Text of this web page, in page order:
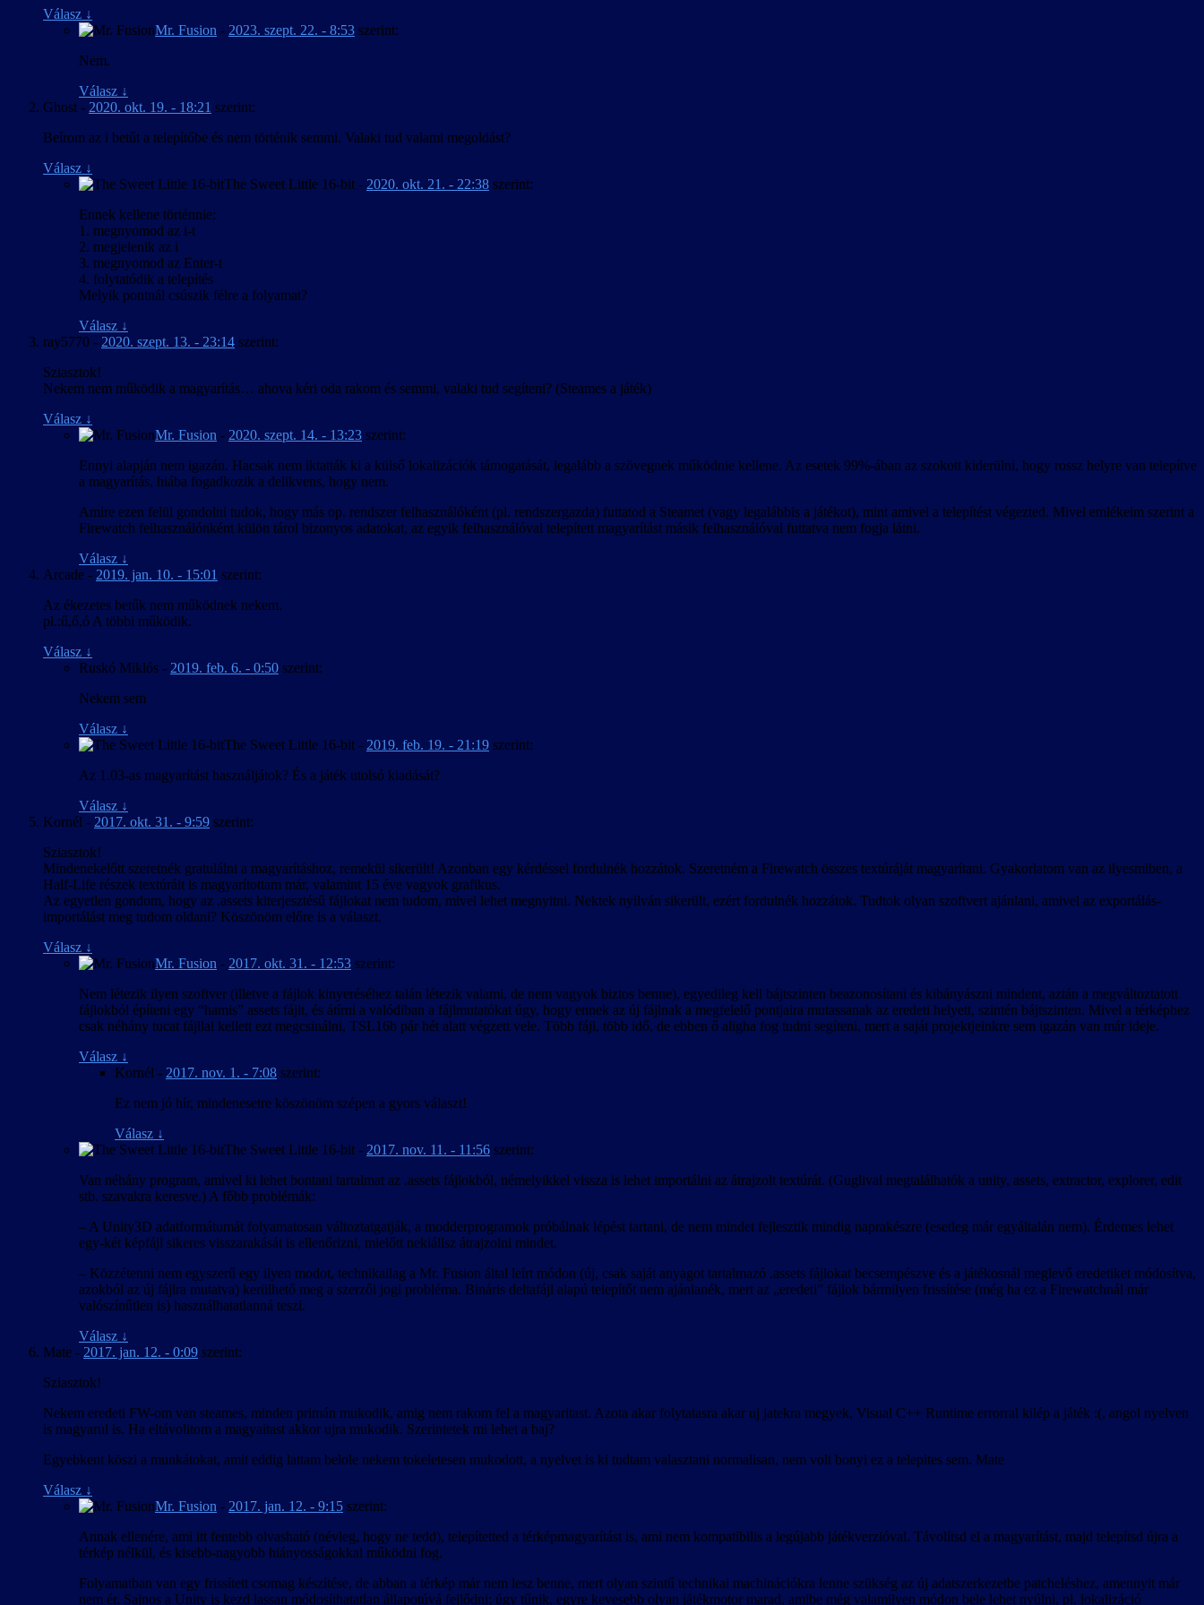
Válasz ↓
Mr. Fusion - 2023. szept. 22. - 8:53 szerint:
Nem.
Válasz ↓
Ghost - 2020. okt. 19. - 18:21 szerint:
Beírom az i betűt a telepítőbe és nem történik semmi. Valaki tud valami megoldást?
Válasz ↓
The Sweet Little 16-bit - 2020. okt. 21. - 22:38 szerint:
Ennek kellene történnie:
1. megnyomod az i-t
2. megjelenik az i
3. megnyomod az Enter-t
4. folytatódik a telepítés
Melyik pontnál csúszik félre a folyamat?
Válasz ↓
ray5770 - 2020. szept. 13. - 23:14 szerint:
Sziasztok!
Nekem nem működik a magyarítás… ahova kéri oda rakom és semmi, valaki tud segíteni? (Steames a játék)
Válasz ↓
Mr. Fusion - 2020. szept. 14. - 13:23 szerint:
Ennyi alapján nem igazán. Hacsak nem iktatták ki a külső lokalizációk támogatását, legalább a szövegnek működnie kellene. Az esetek 99%-ában az szokott kiderülni, hogy rossz helyre van telepítve
a magyarítás, hiába fogadkozik a delikvens, hogy nem.
Amire ezen felül gondolni tudok, hogy más op. rendszer felhasználóként (pl. rendszergazda) futtatod a Steamet (vagy legalábbis a játékot), mint amivel a telepítést végezted. Mivel emlékeim szerint a
Firewatch felhasználónként külön tárol bizonyos adatokat, az egyik felhasználóval telepített magyarítást másik felhasználóval futtatva nem fogja látni.
Válasz ↓
Arcade - 2019. jan. 10. - 15:01 szerint:
Az ékezetes betűk nem működnek nekem.
pl.:ű,ő,ó A többi működik.
Válasz ↓
Ruskó Miklós - 2019. feb. 6. - 0:50 szerint:
Nekem sem
Válasz ↓
The Sweet Little 16-bit - 2019. feb. 19. - 21:19 szerint:
Az 1.03-as magyarítást használjátok? És a játék utolsó kiadását?
Válasz ↓
Kornél - 2017. okt. 31. - 9:59 szerint:
Sziasztok!
Mindenekelőtt szeretnék gratulálni a magyarításhoz, remekül sikerült! Azonban egy kérdéssel fordulnék hozzátok. Szeretném a Firewatch összes textúráját magyarítani. Gyakorlatom van az ilyesmiben, a
Half-Life részek textúráit is magyarítottam már, valamint 15 éve vagyok grafikus.
Az egyetlen gondom, hogy az .assets kiterjesztésű fájlokat nem tudom, mivel lehet megnyitni. Nektek nyilván sikerült, ezért fordulnék hozzátok. Tudtok olyan szoftvert ajánlani, amivel az exportálás-
importálást meg tudom oldani? Köszönöm előre is a választ.
Válasz ↓
Mr. Fusion - 2017. okt. 31. - 12:53 szerint:
Nem létezik ilyen szoftver (illetve a fájlok kinyeréséhez talán létezik valami, de nem vagyok biztos benne), egyedileg kell bájtszinten beazonosítani és kibányászni mindent, aztán a megváltoztatott
fájlokból építeni egy “hamis” assets fájlt, és átírni a valódiban a fájlmutatókat úgy, hogy ennek az új fájlnak a megfelelő pontjaira mutassanak az eredeti helyett, szintén bájtszinten. Mivel a térképhez
csak néhány tucat fájllal kellett ezt megcsinálni, TSL16b pár hét alatt végzett vele. Több fájl, több idő, de ebben ő aligha fog tudni segíteni, mert a saját projektjeinkre sem igazán van már ideje.
Válasz ↓
Kornél - 2017. nov. 1. - 7:08 szerint:
Ez nem jó hír, mindenesetre köszönöm szépen a gyors választ!
Válasz ↓
The Sweet Little 16-bit - 2017. nov. 11. - 11:56 szerint:
Van néhány program, amivel ki lehet bontani tartalmat az .assets fájlokból, némelyikkel vissza is lehet importálni az átrajzolt textúrát. (Guglival megtalálhatók a unity, assets, extractor, explorer, edit
stb. szavakra keresve.) A főbb problémák:
– A Unity3D adatformátumát folyamatosan változtatgatják, a modderprogramok próbálnak lépést tartani, de nem mindet fejlesztik mindig naprakészre (esetleg már egyáltalán nem). Érdemes lehet
egy-két képfájl sikeres visszarakását is ellenőrizni, mielőtt nekiállsz átrajzolni mindet.
– Közzétenni nem egyszerű egy ilyen modot, technikailag a Mr. Fusion által leírt módon (új, csak saját anyagot tartalmazó .assets fájlokat becsempészve és a játékosnál meglevő eredetiket módosítva,
azokból az új fájlra mutatva) kerülhető meg a szerzői jogi probléma. Bináris deltafájl alapú telepítőt nem ajánlanék, mert az „eredeti” fájlok bármilyen frissítése (még ha ez a Firewatchnál már
valószínűtlen is) használhatatlanná teszi.
Válasz ↓
Mate - 2017. jan. 12. - 0:09 szerint:
Sziasztok!
Nekem eredeti FW-om van steames, minden primán mukodik, amig nem rakom fel a magyaritast. Azota akar folytatasra akar uj jatekra megyek, Visual C++ Runtime errorral kilép a játék :(, angol nyelven
is magyarul is. Ha eltávolitom a magyaitast akkor ujra mukodik. Szerintetek mi lehet a baj?
Egyebkent köszi a munkátokat, amit eddig lattam belole nekem tokeletesen mukodott, a nyelvet is ki tudtam valasztani normalisan, nem volt bonyi ez a telepites sem. Mate
Válasz ↓
Mr. Fusion - 2017. jan. 12. - 9:15 szerint:
Annak ellenére, ami itt fentebb olvasható (névleg, hogy ne tedd), telepítetted a térképmagyarítást is, ami nem kompatibilis a legújabb játékverzióval. Távolítsd el a magyarítást, majd telepítsd újra a
térkép nélkül, és kisebb-nagyobb hiányosságokkal működni fog.
Folyamatban van egy frissített csomag készítése, de abban a térkép már nem lesz benne, mert olyan szintű technikai machinációkra lenne szükség az új adatszerkezetbe patcheléshez, amennyit már
nem ér. Sajnos a Unity is kezd lassan módosíthatatlan állapotúvá fejlődni; úgy tűnik, egyre kevesebb olyan játékmotor marad, amibe még valamilyen módon bele lehet nyúlni, pl. lokalizáció